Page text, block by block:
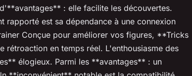
: elle facilite les découvertes.
est sa dépendance à une connexion
Conçue pour améliorer vos figures, **Tricks
rétroaction en temps réel. L'enthousiasme des
élogieux. Parmi les **avantages** : un